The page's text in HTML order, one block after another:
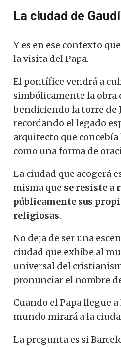
La ciudad de
Y es en ese contexto
la visita del Papa.
El pontífice vendrá a
simbólicamente la obra
bendiciendo la torre de
recordando el legado
arquitecto que
como una forma de
La ciudad que acogerá
misma que se resiste a
públicamente sus
religiosas.
No deja de ser una
ciudad que exhibe al
universal del
pronunciar el nombre
Cuando el Papa llegue a
mundo mirará a la
La pregunta es si